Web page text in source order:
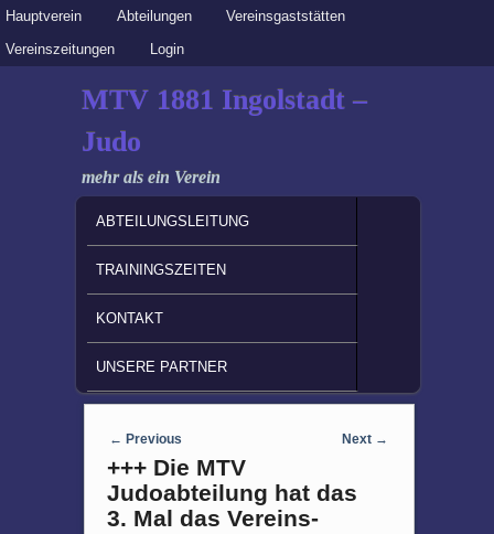
Secondary menu
Skip to primary content
Skip to secondary content
Hauptverein Abteilungen
Vereinsgaststätten
Vereinszeitungen
Login
MTV 1881 Ingolstadt –
Judo
mehr als ein Verein
SKIP TO PRIMARY CONTENT
SKIP TO SECONDARY CONTENT
ABTEILUNGSLEITUNG
TRAININGSZEITEN
KONTAKT
UNSERE PARTNER
Post navigation
← Previous Next →
+++ Die MTV
Judoabteilung hat das
3. Mal das Vereins-